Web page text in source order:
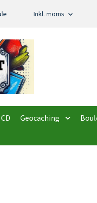
Inkl. moms
CD Geocaching